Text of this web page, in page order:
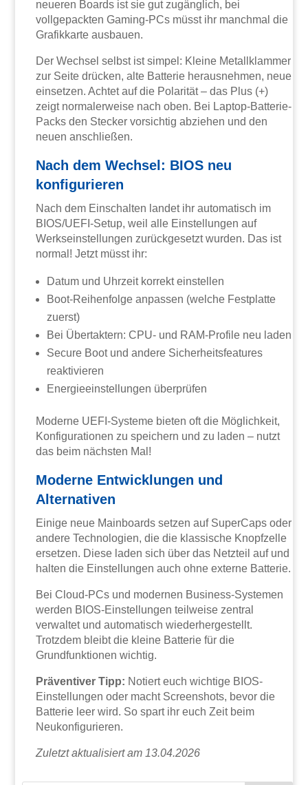
neueren Boards ist sie gut zugänglich, bei
vollgepackten Gaming-PCs müsst ihr manchmal die
Grafikkarte ausbauen.
Der Wechsel selbst ist simpel: Kleine Metallklammer
zur Seite drücken, alte Batterie herausnehmen, neue
einsetzen. Achtet auf die Polarität – das Plus (+)
zeigt normalerweise nach oben. Bei Laptop-Batterie-
Packs den Stecker vorsichtig abziehen und den
neuen anschließen.
Nach dem Wechsel: BIOS neu
konfigurieren
Nach dem Einschalten landet ihr automatisch im
BIOS/UEFI-Setup, weil alle Einstellungen auf
Werkseinstellungen zurückgesetzt wurden. Das ist
normal! Jetzt müsst ihr:
Datum und Uhrzeit korrekt einstellen
Boot-Reihenfolge anpassen (welche Festplatte
zuerst)
Bei Übertaktern: CPU- und RAM-Profile neu laden
Secure Boot und andere Sicherheitsfeatures
reaktivieren
Energieeinstellungen überprüfen
Moderne UEFI-Systeme bieten oft die Möglichkeit,
Konfigurationen zu speichern und zu laden – nutzt
das beim nächsten Mal!
Moderne Entwicklungen und
Alternativen
Einige neue Mainboards setzen auf SuperCaps oder
andere Technologien, die die klassische Knopfzelle
ersetzen. Diese laden sich über das Netzteil auf und
halten die Einstellungen auch ohne externe Batterie.
Bei Cloud-PCs und modernen Business-Systemen
werden BIOS-Einstellungen teilweise zentral
verwaltet und automatisch wiederhergestellt.
Trotzdem bleibt die kleine Batterie für die
Grundfunktionen wichtig.
Präventiver Tipp: Notiert euch wichtige BIOS-
Einstellungen oder macht Screenshots, bevor die
Batterie leer wird. So spart ihr euch Zeit beim
Neukonfigurieren.
Zuletzt aktualisiert am 13.04.2026